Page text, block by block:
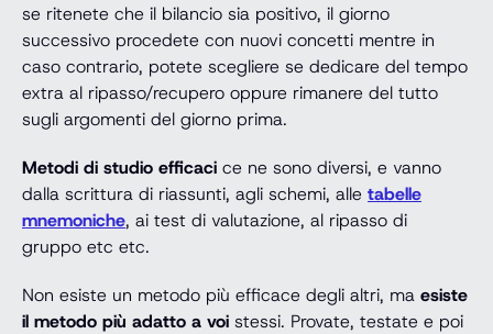
se ritenete che il bilancio sia positivo, il giorno
successivo procedete con nuovi concetti mentre in
caso contrario, potete scegliere se dedicare del tempo
extra al ripasso/recupero oppure rimanere del tutto
sugli argomenti del giorno prima.
Metodi di studio efficaci ce ne sono diversi, e vanno
dalla scrittura di riassunti, agli schemi, alle tabelle
mnemoniche, ai test di valutazione, al ripasso di
gruppo etc etc.
Non esiste un metodo più efficace degli altri, ma esiste
il metodo più adatto a voi stessi. Provate, testate e poi